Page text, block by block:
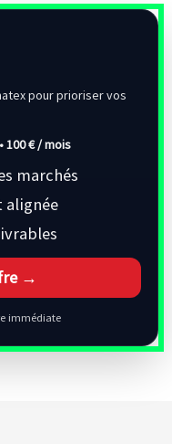
pour prioriser vos
100 € / mois
marchés
alignée
→
immédiate